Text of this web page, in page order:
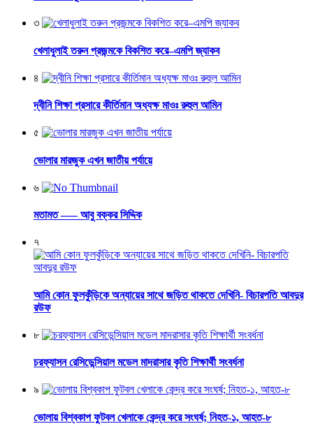
৩
খেলাধুলাই তরুন প্রজন্মকে বিকশিত করে–এমপি জ্যাকব
৪
দ্বীনি শিক্ষা প্রসারে কীর্তিমান অধ্যক্ষ মাওঃ রুহুল আমিন
৫
ভোলার মারজুক এখন জাতীয় পর্যায়ে
৬
মতামত —– আবু বক্কর সিদ্দিক
৭
আমি কোন ফুলকুঁড়িকে অন্যায়ের সাথে জড়িত থাকতে দেখিনি- বিচারপতি আবদুর
রউফ
৮
চরফ্যাসন রেসিডেন্সিয়াল মডেল মাদরাসার কৃতি শিক্ষার্থী সংবর্ধনা
৯
ভোলায় বিশ্বকাপ ফুটবল খেলাকে কেন্দ্র করে সংঘর্ষ; নিহত-১, আহত-৮